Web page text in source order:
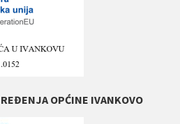
OPĆINE IVANKOVO